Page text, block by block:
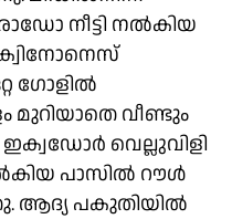
നീട്ടി നല്‍കിയ
ക്വിനോനെസ്
ഗോളില്‍
മുറിയാതെ വീണ്ടും
ഇക്വഡോര്‍ വെല്ലുവിളി
പാസില്‍ റൗള്‍
ആദ്യ പകുതിയില്‍